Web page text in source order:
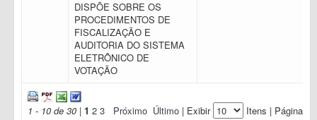
DISPÕE SOBRE OS
PROCEDIMENTOS DE
FISCALIZAÇÃO E
AUDITORIA DO SISTEMA
ELETRÔNICO DE
VOTAÇÃO
1 - 10 de 30 | 1 2 3 Próximo Último | Exibir Itens | Página: